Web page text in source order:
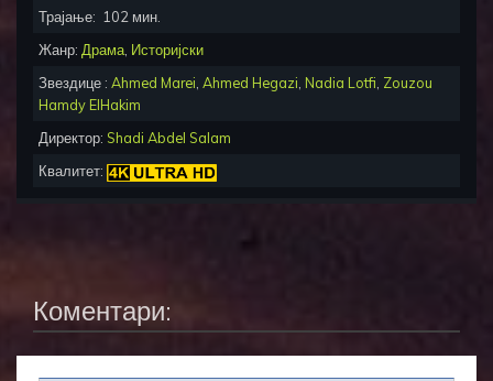
Трајање: 102 мин.
Жанр: Драма Историјски
Звездице : Ahmed Marei Ahmed Hegazi Nadia Lotfi Zouzou
Hamdy ElHakim
Директор: Shadi Abdel Salam
Квалитет:
Коментари: